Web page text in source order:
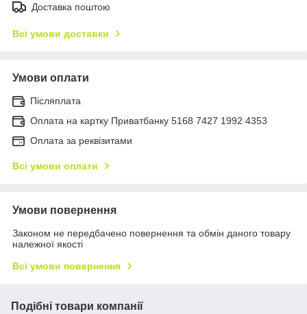
Доставка поштою
Всі умови доставки
Умови оплати
Післяплата
Оплата на картку Приватбанку 5168 7427 1992 4353
Оплата за реквізитами
Всі умови оплати
Умови повернення
Законом не передбачено повернення та обмін даного товару
належної якості
Всі умови повернення
Подібні товари компанії